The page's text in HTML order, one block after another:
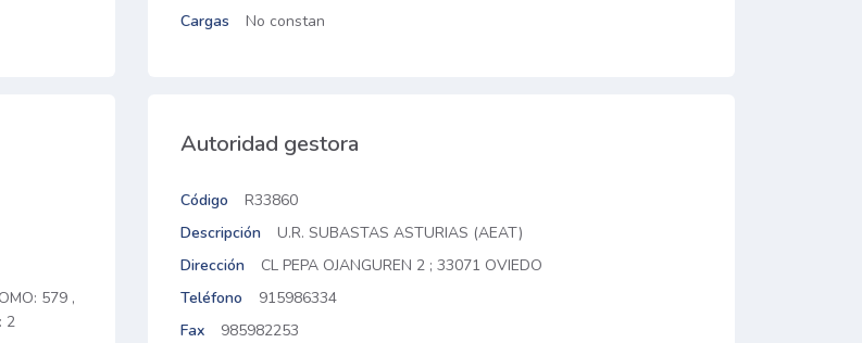
Cargas
No constan
579 ,
2
Autoridad gestora
Código
R33860
Descripción
U.R. SUBASTAS ASTURIAS (AEAT)
Dirección
CL PEPA OJANGUREN 2 ; 33071 OVIEDO
Teléfono
915986334
Fax
985982253